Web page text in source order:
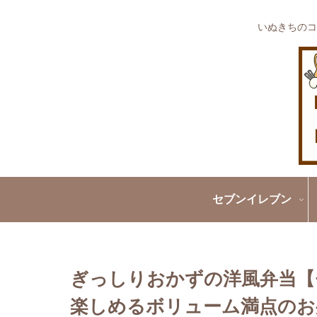
いぬきちの
セブンイレブン
ぎっしりおかずの洋風弁当
楽しめるボリューム満点の